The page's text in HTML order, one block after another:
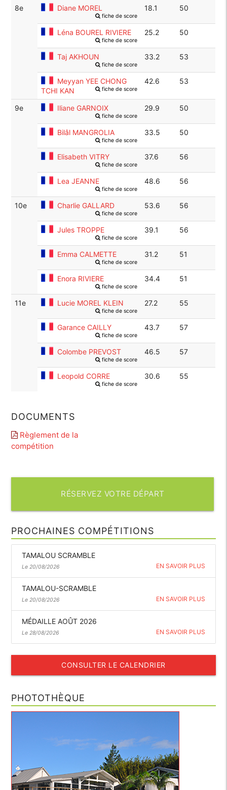
8e Diane MOREL
fiche de score
18.1 50
Léna BOUREL RIVIERE
fiche de score
25.2 50
Taj AKHOUN
fiche de score
33.2 53
Meyyan YEE CHONG
TCHI KAN
fiche de score
42.6 53
9e Iliane GARNOIX
fiche de score
29.9 50
Bilâl MANGROLIA
fiche de score
33.5 50
Elisabeth VITRY
fiche de score
37.6 56
Lea JEANNE
fiche de score
48.6 56
10e Charlie GALLARD
fiche de score
53.6 56
Jules TROPPE
fiche de score
39.1 56
Emma CALMETTE
fiche de score
31.2 51
Enora RIVIERE
fiche de score
34.4 51
11e Lucie MOREL KLEIN
fiche de score
27.2 55
Garance CAILLY
fiche de score
43.7 57
Colombe PREVOST
fiche de score
46.5 57
Leopold CORRE
fiche de score
30.6 55
DOCUMENTS
Règlement de la
compétition
RÉSERVEZ VOTRE DÉPART
PROCHAINES COMPÉTITIONS
TAMALOU SCRAMBLE
Le 20/08/2026 EN SAVOIR PLUS
TAMALOU-SCRAMBLE
Le 20/08/2026 EN SAVOIR PLUS
MÉDAILLE AOÛT 2026
Le 28/08/2026 EN SAVOIR PLUS
CONSULTER LE CALENDRIER
PHOTOTHÈQUE